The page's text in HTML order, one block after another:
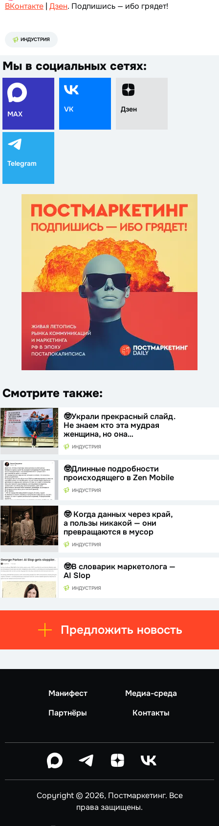
ВКонтакте | Дзен. Подпишись — ибо грядет!
ИНДУСТРИЯ
Мы в социальных сетях:
MAX
VK Дзен
Telegram
Смотрите также:
🤓Украли прекрасный слайд.
Не знаем кто эта мудрая
женщина, но она…
ИНДУСТРИЯ
🤓Длинные подробности
происходящего в Zen Mobile
ИНДУСТРИЯ
🤓 Когда данных через край,
а пользы никакой — они
превращаются в мусор
ИНДУСТРИЯ
🤓В словарик маркетолога —
AI Slop
ИНДУСТРИЯ
Предложить новость
Манифест
Медиа-среда
Партнёры
Контакты
Copyright © 2026, Постмаркетинг. Все
права защищены.